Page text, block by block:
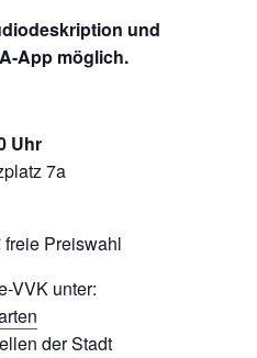
und
App möglich.
Uhr
7a
Preiswahl
VVK unter:
der Stadt